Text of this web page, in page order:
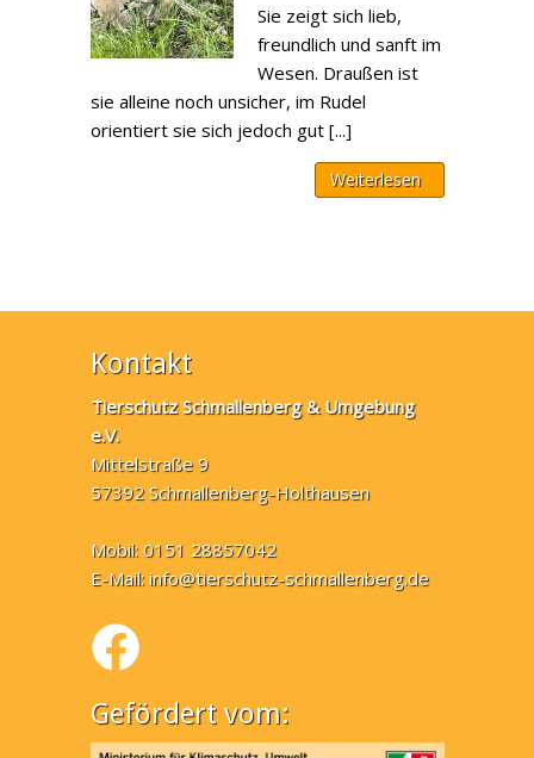
Sie zeigt sich lieb,
freundlich und sanft im
Wesen. Draußen ist
sie alleine noch unsicher, im Rudel
orientiert sie sich jedoch gut [...]
Weiterlesen
Kontakt
Tierschutz Schmallenberg & Umgebung
e.V.
Mittelstraße 9
57392 Schmallenberg-Holthausen
Mobil: 0151 28857042
E-Mail:info@tierschutz-schmallenberg.de
Gefördert vom: